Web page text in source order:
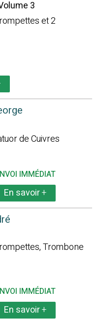
3
et 2
de Cuivres
IMMÉDIAT
En savoir+
Trombone
IMMÉDIAT
En savoir+